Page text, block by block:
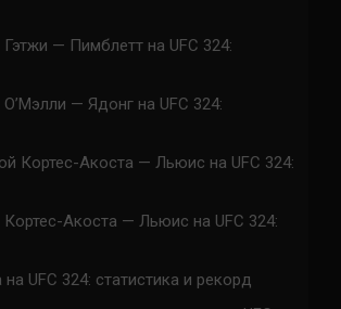
— Пимблетт на UFC 324:
— Ядонг на UFC 324:
Кортес-Акоста — Льюис на UFC 324:
Акоста — Льюис на UFC 324:
UFC 324: статистика и рекорд